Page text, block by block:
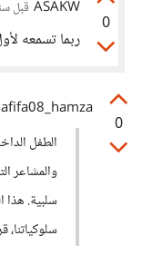
0
ASAKW قبل
ربما تسمعه
0
afifa08_hamza
الطفل
والمشاعر
سلبية. هذا
سلوكياتنا،